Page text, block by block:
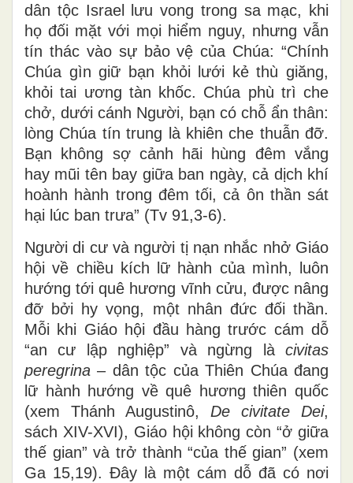
dân tộc Israel lưu vong trong sa mạc, khi
họ đối mặt với mọi hiểm nguy, nhưng vẫn
tín thác vào sự bảo vệ của Chúa: “Chính
Chúa gìn giữ bạn khỏi lưới kẻ thù giăng,
khỏi tai ương tàn khốc. Chúa phù trì che
chở, dưới cánh Người, bạn có chỗ ẩn thân:
lòng Chúa tín trung là khiên che thuẫn đỡ.
Bạn không sợ cảnh hãi hùng đêm vắng
hay mũi tên bay giữa ban ngày, cả dịch khí
hoành hành trong đêm tối, cả ôn thần sát
hại lúc ban trưa” (Tv 91,3-6).
Người di cư và người tị nạn nhắc nhở Giáo
hội về chiều kích lữ hành của mình, luôn
hướng tới quê hương vĩnh cửu, được nâng
đỡ bởi hy vọng, một nhân đức đối thần.
Mỗi khi Giáo hội đầu hàng trước cám dỗ
“an cư lập nghiệp” và ngừng là civitas
peregrina – dân tộc của Thiên Chúa đang
lữ hành hướng về quê hương thiên quốc
(xem Thánh Augustinô, De civitate Dei,
sách XIV-XVI), Giáo hội không còn “ở giữa
thế gian” và trở thành “của thế gian” (xem
Ga 15,19). Đây là một cám dỗ đã có nơi